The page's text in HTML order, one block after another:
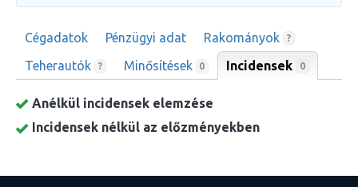
Cégadatok Pénzügyi adat Rakományok ?
Teherautók ? Minősítések 0 Incidensek 0
Anélkül incidensek elemzése
Incidensek nélkül az előzményekben